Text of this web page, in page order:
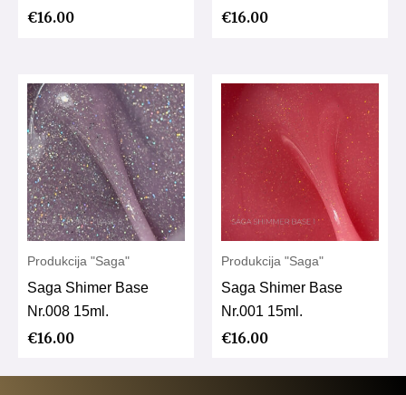
€16.00 €16.00
Produkcija "Saga"
Saga Shimer Base
Nr.008 15ml.
€16.00
Produkcija "Saga"
Saga Shimer Base
Nr.001 15ml.
€16.00